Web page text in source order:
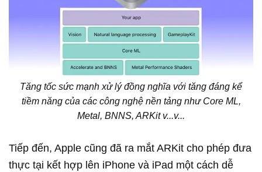
Tăng tốc sức mạnh xử lý đồng nghĩa với tăng đáng kể
tiềm năng của các công nghệ nền tảng như Core ML,
Metal, BNNS, ARKit v...v...
Tiếp đến, Apple cũng đã ra mắt ARKit cho phép đưa
thực tại kết hợp lên iPhone và iPad một cách dễ